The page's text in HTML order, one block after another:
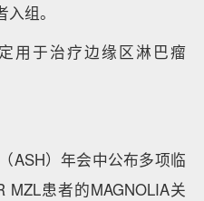
组。
用于治疗边缘区淋巴瘤
ASH）年会中公布多项临
患者的MAGNOLIA关